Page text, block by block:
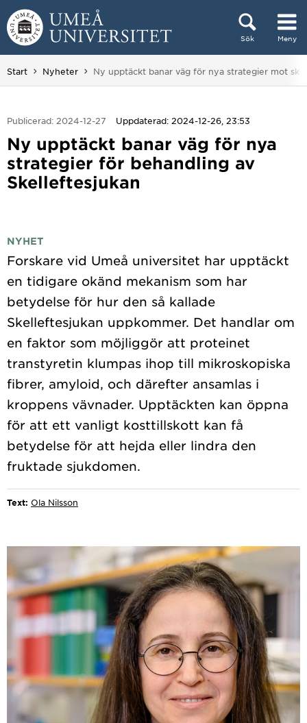
Hoppa direkt till innehållet
Sök Meny
Huvudmenyn dold.
Start Nyheter Du är här:
Ny upptäckt banar väg för nya strategier mot
Publicerad: 2024-12-27 Uppdaterad: 2024-12-26, 23:53
Ny upptäckt banar väg för nya
strategier för behandling av
Skelleftesjukan
NYHET
Forskare vid Umeå universitet har upptäckt
en tidigare okänd mekanism som har
betydelse för hur den så kallade
Skelleftesjukan uppkommer. Det handlar om
en faktor som möjliggör att proteinet
transtyretin klumpas ihop till mikroskopiska
fibrer, amyloid, och därefter ansamlas i
kroppens vävnader. Upptäckten kan öppna
för att ett vanligt kosttillskott kan få
betydelse för att hejda eller lindra den
Text: Ola Nilsson